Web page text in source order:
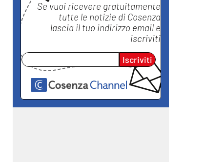
Se vuoi ricevere gratuitamente
tutte le notizie di Cosenza
lascia il tuo indirizzo email e
iscriviti
Iscriviti